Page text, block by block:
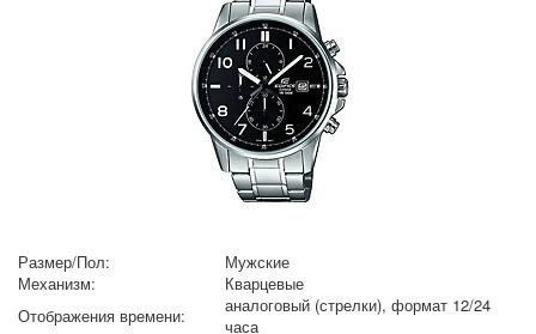
Размер/Пол:
Мужские
Механизм:
Кварцевые
Отображения времени:
аналоговый (стрелки), формат 12/24
часа